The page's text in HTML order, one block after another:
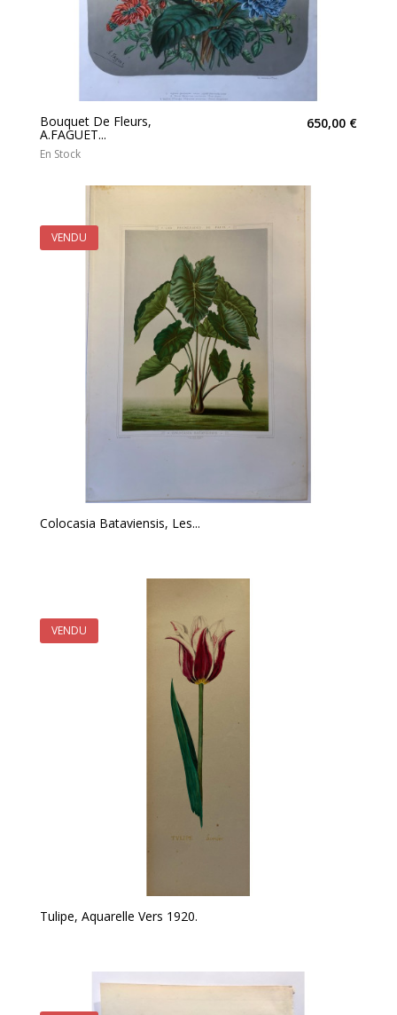
Bouquet De Fleurs,
A.FAGUET...
650,00 €
En Stock
Colocasia Bataviensis, Les...
VENDU
Tulipe, Aquarelle Vers 1920.
VENDU